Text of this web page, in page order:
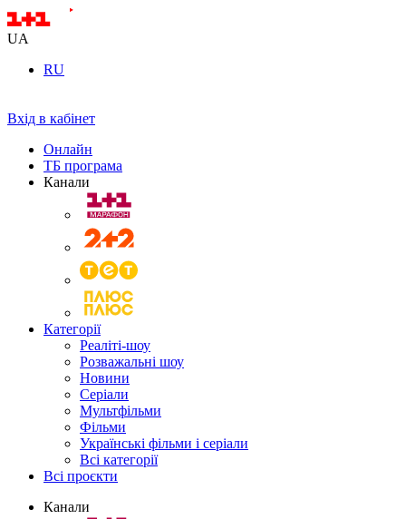
UA
RU
Вхід в кабінет
Онлайн
ТБ програма
Канали
Категорії
Реаліті-шоу
Розважальні шоу
Новини
Серіали
Мультфільми
Фільми
Українські фільми і серіали
Всі категорії
Всі проєкти
Канали